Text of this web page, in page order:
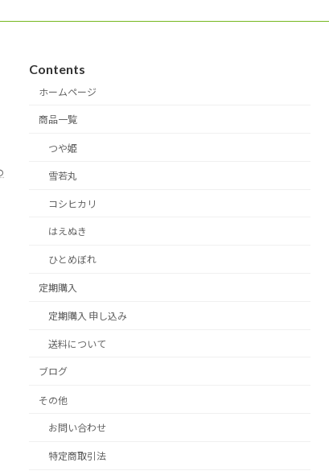
Contents
ホームページ
商品一覧
つや姫
雪若丸
コシヒカリ
はえぬき
ひとめぼれ
定期購入
定期購入 申し込み
送料について
ブログ
その他
お問い合わせ
特定商取引法